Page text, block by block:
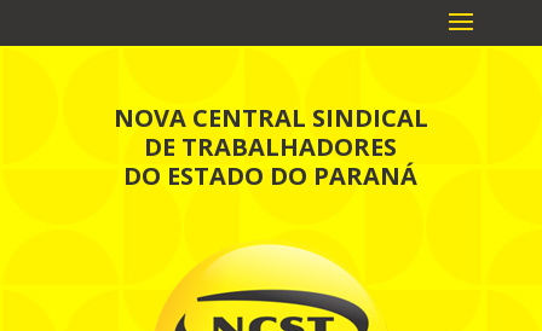
NOVA CENTRAL SINDICAL
DE TRABALHADORES
DO ESTADO DO PARANÁ